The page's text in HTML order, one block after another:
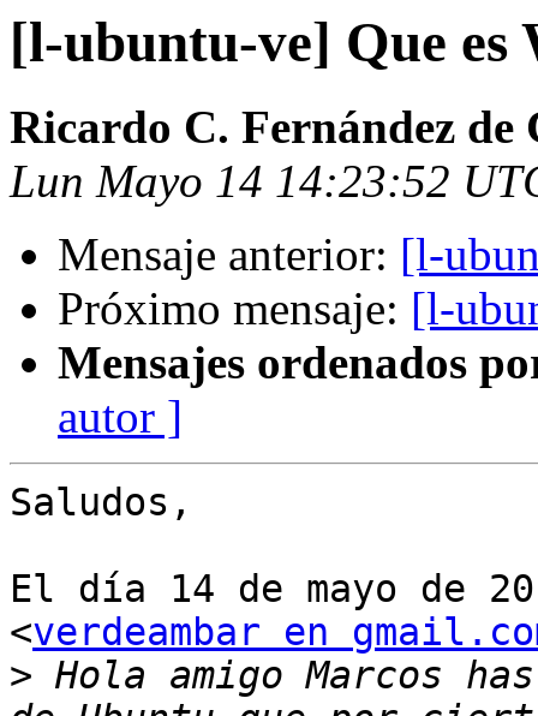
[l-ubuntu-ve] Que es
Ricardo C. Fernández de
Lun Mayo 14 14:23:52
Mensaje anterior: [l-
Próximo mensaje: [l-
Mensajes ordenados
autor ]
Saludos,
El día 14 de mayo de
<verdeambar en
> Hola amigo Marcos